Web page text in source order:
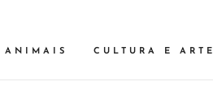
ANIMAIS CULTURA E ARTE